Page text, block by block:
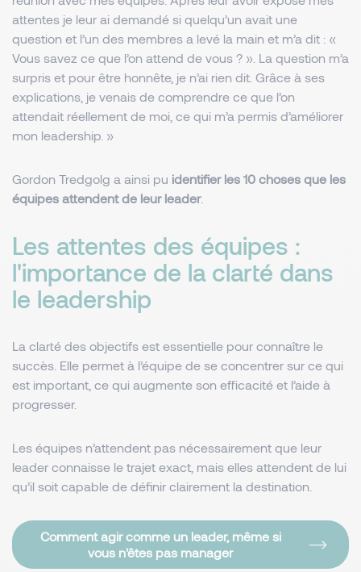
attentes je leur ai demandé si quelqu’un avait une
question et l’un des membres a levé la main et m’a dit : «
Vous savez ce que l’on attend de vous ? ». La question m’a
surpris et pour être honnête, je n’ai rien dit. Grâce à ses
explications, je venais de comprendre ce que l’on
attendait réellement de moi, ce qui m’a permis d’améliorer
mon leadership. »
Gordon Tredgolg a ainsi pu identifier les 10 choses que les
équipes attendent de leur leader.
Les attentes des équipes :
l'importance de la clarté dans
le leadership
La clarté des objectifs est essentielle pour connaître le
succès. Elle permet à l’équipe de se concentrer sur ce qui
est important, ce qui augmente son efficacité et l’aide à
progresser.
Les équipes n’attendent pas nécessairement que leur
leader connaisse le trajet exact, mais elles attendent de lui
qu’il soit capable de définir clairement la destination.
Comment agir comme un leader, même si
vous n'êtes pas manager